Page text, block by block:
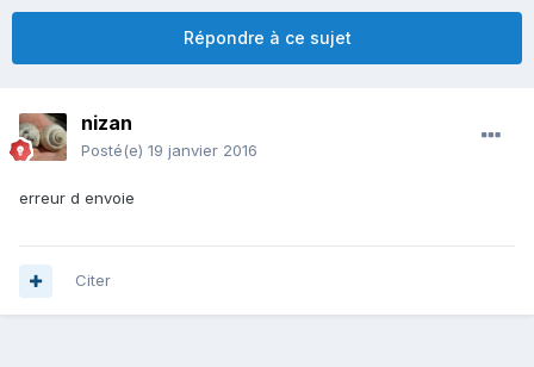
Répondre à ce sujet
nizan
Posté(e) 19 janvier 2016
erreur d envoie
Citer